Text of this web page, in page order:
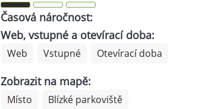
Časová náročnost:
Web, vstupné a otevírací doba:
Web Vstupné Otevírací doba
Zobrazit na mapě:
Místo Blízké parkoviště